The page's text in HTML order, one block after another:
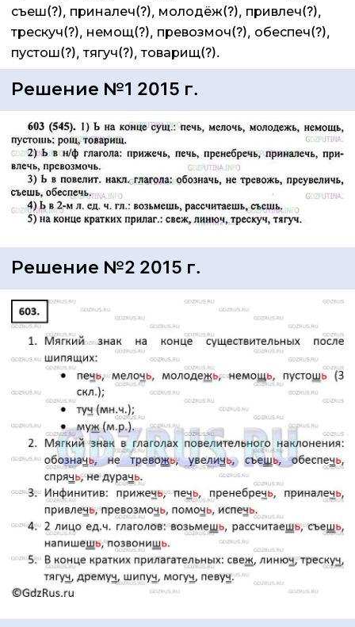
съеш(?), приналеч(?), молодёж(?), привлеч(?),
трескуч(?), немощ(?), превозмоч(?), обеспеч(?),
пустош(?), тягуч(?), товарищ(?).
Решение №1 2015 г.
Решение №2 2015 г.